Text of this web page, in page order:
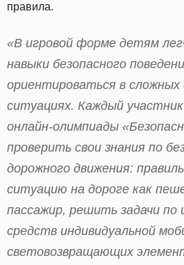
правила.
«В игровой форме детям
навыки безопасного
ориентироваться в сложных
ситуациях. Каждый
онлайн-олимпиады
проверить свои знания по
дорожного движения:
ситуацию на дороге как
пассажир, решить задачи по
средств индивидуальной
световозвращающих